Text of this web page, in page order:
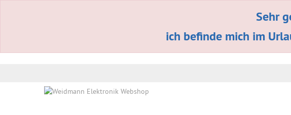
Sehr
ich befinde mich im